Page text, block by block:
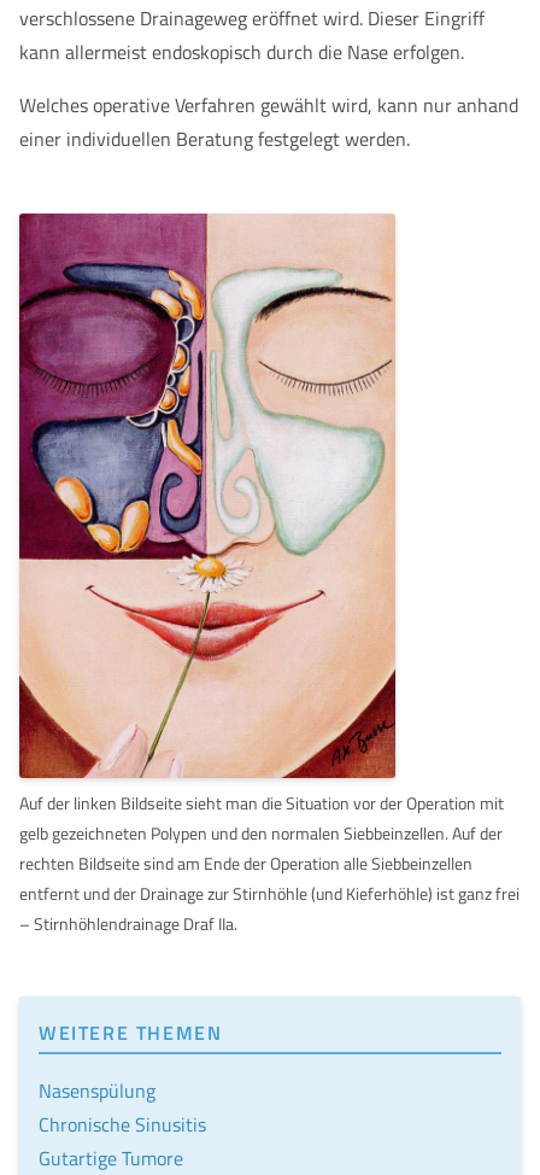
WEITERE THEMEN
Nasenspülung
Chronische Sinusitis
Gutartige Tumore
verschlossene Drainageweg eröffnet wird. Dieser Eingriff
kann allermeist endoskopisch durch die Nase erfolgen.
Welches operative Verfahren gewählt wird, kann nur anhand
einer individuellen Beratung festgelegt werden.
Auf der linken Bildseite sieht man die Situation vor der Operation mit
gelb gezeichneten Polypen und den normalen Siebbeinzellen. Auf der
rechten Bildseite sind am Ende der Operation alle Siebbeinzellen
entfernt und der Drainage zur Stirnhöhle (und Kieferhöhle) ist ganz frei
– Stirnhöhlendrainage Draf IIa.